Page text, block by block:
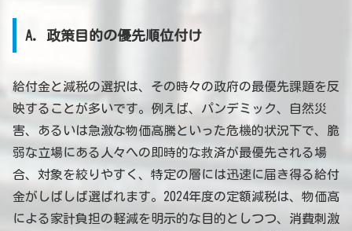
A. 政策目的の優先順位付け
給付金と減税の選択は、その時々の政府の最優先課題を反
映することが多いです。例えば、パンデミック、自然災
害、あるいは急激な物価高騰といった危機的状況下で、脆
弱な立場にある人々への即時的な救済が最優先される場
合、対象を絞りやすく、特定の層には迅速に届き得る給付
金がしばしば選ばれます。2024年度の定額減税は、物価高
による家計負担の軽減を明示的な目的としつつ、消費刺激